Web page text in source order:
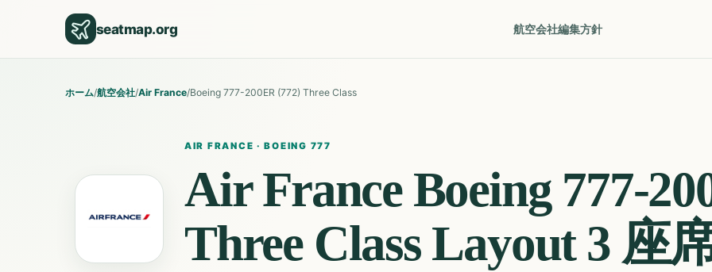
seatmap.org 航空会社編集方針
ホーム/航空会社/Air France/Boeing 777-200ER (772) Three Class
AIR FRANCE ·BOEING 777
Air France Boeing 777-
Three Class Layout 3 座